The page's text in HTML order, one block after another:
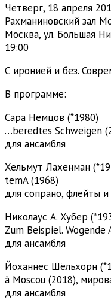
Четверг, 18 апреля
Рахманиновский зал
Москва, ул. Большая
19:00
С иронией и без.
В программе:
Сара Немцов (*1980)
…beredtes Schweigen
для ансамбля
Хельмут Лахенман
temA (1968)
для сопрано, флейты и
Николаус А. Хубер
Zum Beispiel. Wogende
для ансамбля
Йоханнес Шёльхорн
à Moscou (2018),
для ансамбля